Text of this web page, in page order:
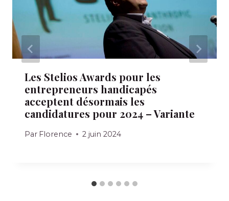
Les Stelios Awards pour les
entrepreneurs handicapés
acceptent désormais les
candidatures pour 2024 – Variante
Par Florence 2 juin 2024